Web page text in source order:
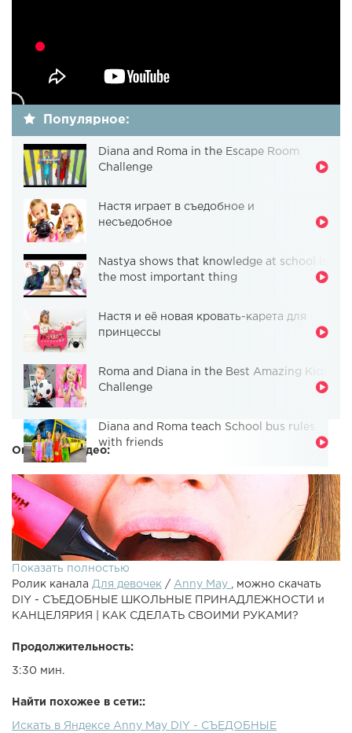
Популярное:
Diana and Roma in the Escape Room
Challenge
Настя играет в съедобное и
несъедобное
Nastya shows that knowledge at school is
the most important thing
Настя и её новая кровать-карета для
принцессы
Roma and Diana in the Best Amazing Kids
Challenge
Diana and Roma teach School bus rules
with friends
Описание видео:
КАНЦЕЛЯРИЯ | КАК СДЕЛАТЬ СВОИМИ РУКАМИ?►
спасибо за лайк и подписку ♡DIY - СЪЕДОБНЫЕ
Показать полностью
Ролик канала Для девочек / Anny May
, можно скачать
DIY - СЪЕДОБНЫЕ ШКОЛЬНЫЕ ПРИНАДЛЕЖНОСТИ и
КАНЦЕЛЯРИЯ | КАК СДЕЛАТЬ СВОИМИ РУКАМИ?
Продолжительность:
3:30 мин.
Найти похожее в сети::
Искать в Яндексе Anny May DIY - СЪЕДОБНЫЕ